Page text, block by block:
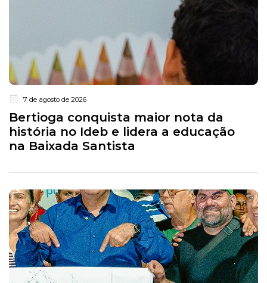
7 de agosto de 2026
Bertioga conquista maior nota da
história no Ideb e lidera a educação
na Baixada Santista